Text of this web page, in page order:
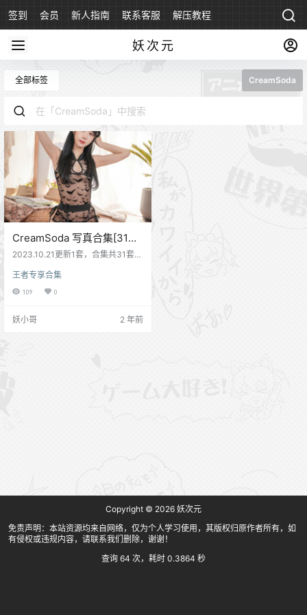
签到 会员 新人指南 联系客服 解压教程
妖次元
全部标签 CreamSoda
CreamSoda 写真合集[31套]
[持续更新]
2023.10.21更新1套，合集共31套写
Soda，风格以COSPLAY为主，目
前模特只有几个，但是都很漂亮，
81MB) 002_CreamSoda Bambi밤
王者专享合集
109 0
妖小哥 2 年前
Copyright © 2026 妖次元
免责声明：本站资源均来自网络，仅为个人学习使用，其版权归原作者所有，如
有侵权或违规内容，请联系我们删除，谢谢！
查询 64 次，耗时 0.3864 秒